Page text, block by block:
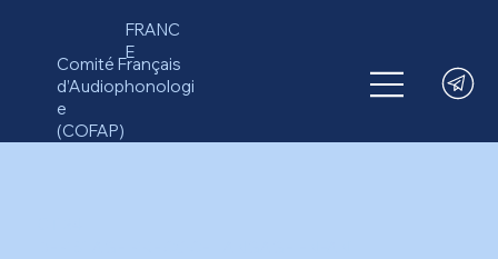
FRANC
E
Comité Français
d’Audiophonologi
e
(COFAP)